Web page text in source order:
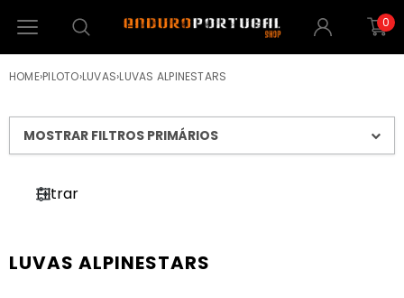
0
HOME›PILOTO›LUVAS›LUVAS ALPINESTARS
MOSTRAR FILTROS PRIMÁRIOS
Filtrar
LUVAS ALPINESTARS